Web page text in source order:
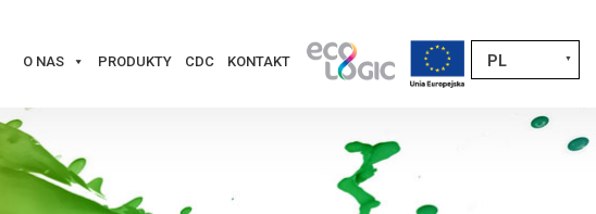
PL ▼
O NAS PRODUKTY CDC KONTAKT